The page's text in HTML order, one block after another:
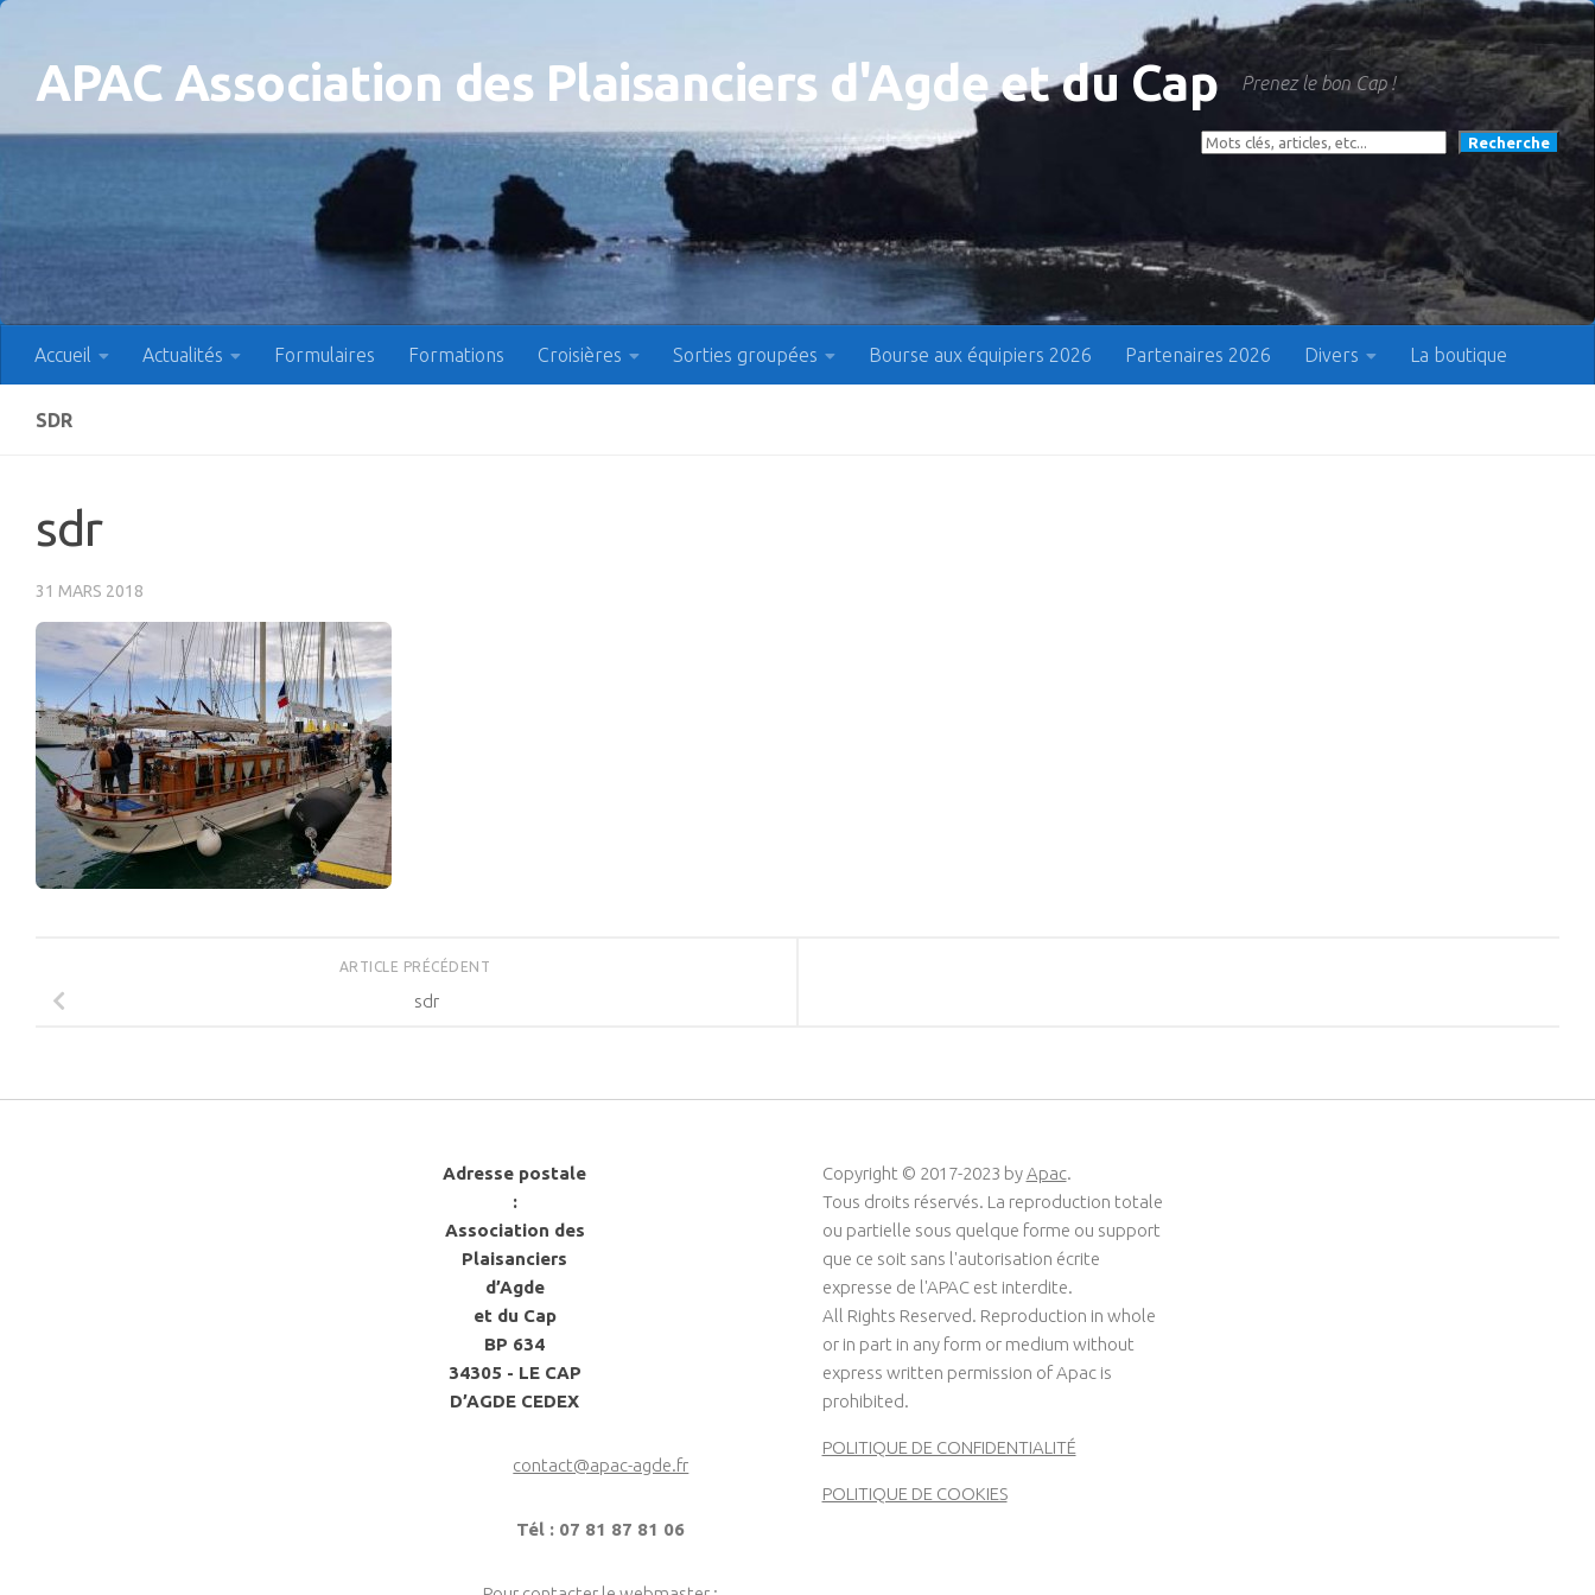
APAC Association des Plaisanciers d'Agde et du Cap Prenez le bon Cap !
Rechercher Recherche
Accueil Actualités Formulaires Formations Croisières Sorties groupées Bourse aux équipiers 2026 Partenaires 2026 Divers La boutique
SDR
sdr
31 MARS 2018
ARTICLE PRÉCÉDENT
sdr
Adresse postale
:
Association des
Plaisanciers
d’Agde
et du Cap
BP 634
34305 - LE CAP
D’AGDE CEDEX
contact@apac-agde.fr
Tél : 07 81 87 81 06
Copyright © 2017-2023 byApac.
Tous droits réservés. La reproduction totale
ou partielle sous quelque forme ou support
que ce soit sans l'autorisation écrite
expresse de l'APAC est interdite.
All Rights Reserved. Reproduction in whole
or in part in any form or medium without
express written permission of Apac is
prohibited.
POLITIQUE DE CONFIDENTIALITÉ
POLITIQUE DE COOKIES